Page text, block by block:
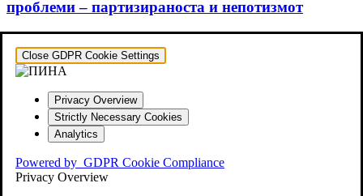
проблеми – партизираноста и непотизмот
Close GDPR Cookie Settings
Privacy Overview
Strictly Necessary Cookies
Analytics
Powered by GDPR Cookie Compliance
Privacy Overview